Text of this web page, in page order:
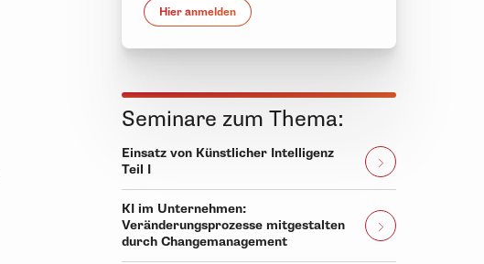
Hier anmelden
Seminare zum Thema:
Einsatz von Künstlicher Intelligenz
Teil I
KI im Unternehmen:
Veränderungsprozesse mitgestalten
durch Changemanagement